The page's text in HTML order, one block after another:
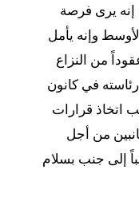
إنه يرى فرصة
وإنه يأمل
من النزاع
رئاسته في كانون
أنه يجب اتخاذ قرارات
من أجل
إلى جنب بسلام